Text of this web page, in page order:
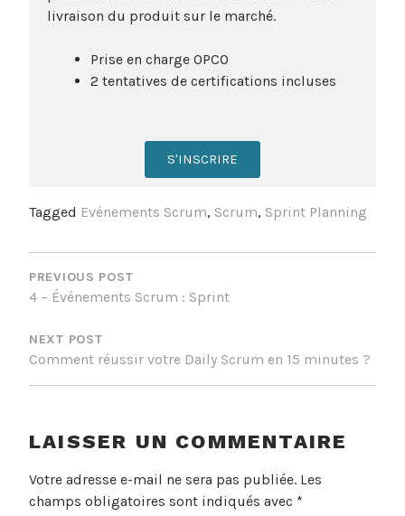
livraison du produit sur le marché.
Prise en charge OPCO
2 tentatives de certifications incluses
S'INSCRIRE
Tagged Evénements Scrum, Scrum, Sprint Planning
PREVIOUS POST
4 – Événements Scrum : Sprint
NEXT POST
Comment réussir votre Daily Scrum en 15 minutes ?
LAISSER UN COMMENTAIRE
Votre adresse e-mail ne sera pas publiée. Les
champs obligatoires sont indiqués avec *